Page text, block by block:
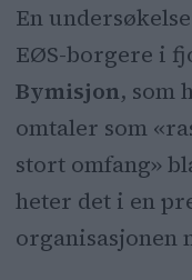
trusler og
og i
tiltak og
En
EØS-borgere i
Bymisjon, som
omtaler som
stort omfang»
heter det i en
organisasjonen